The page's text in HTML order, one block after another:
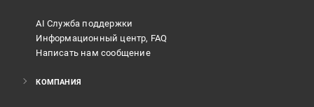
AI Служба поддержки
Информационный центр, FAQ
Написать нам сообщение
КОМПАНИЯ